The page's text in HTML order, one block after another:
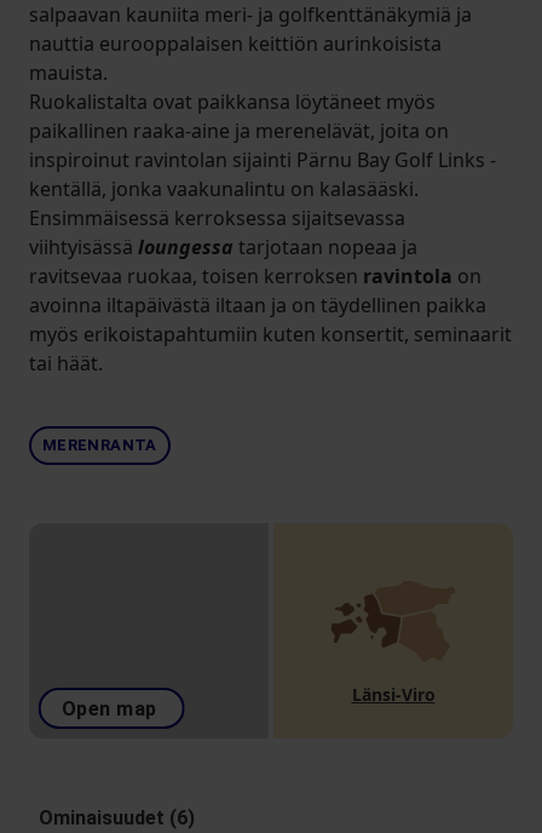
salpaavan kauniita meri- ja golfkenttänäkymiä ja
nauttia eurooppalaisen keittiön aurinkoisista
mauista.
Ruokalistalta ovat paikkansa löytäneet myös
paikallinen raaka-aine ja merenelävät, joita on
inspiroinut ravintolan sijainti Pärnu Bay Golf Links -
kentällä, jonka vaakunalintu on kalasääski.
Ensimmäisessä kerroksessa sijaitsevassa
viihtyisässä loungessa tarjotaan nopeaa ja
ravitsevaa ruokaa, toisen kerroksen ravintola on
avoinna iltapäivästä iltaan ja on täydellinen paikka
myös erikoistapahtumiin kuten konsertit, seminaarit
tai häät.
MERENRANTA
Open map
Länsi-Viro
Ominaisuudet (6)